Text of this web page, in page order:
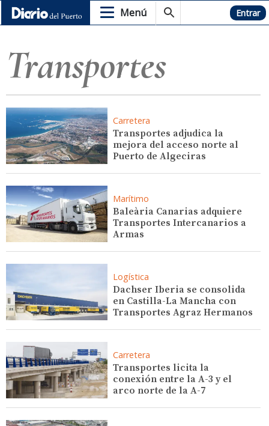
Menú Hemeroteca Entrar
Transportes
Carretera
Transportes adjudica la
mejora del acceso norte al
Puerto de Algeciras
Marítimo
Baleària Canarias adquiere
Transportes Intercanarios a
Armas
Logística
Dachser Iberia se consolida
en Castilla-La Mancha con
Transportes Agraz Hermanos
Carretera
Transportes licita la
conexión entre la A-3 y el
arco norte de la A-7